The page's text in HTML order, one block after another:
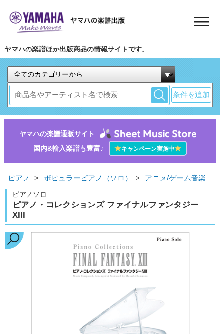
ヤマハの楽譜ほか出版商品の情報サイトです。
条件を追加
ヤマハの楽譜通販サイト
国内&輸入楽譜も豊富♪
★キャンペーン実施中★
ピアノ > ポピュラーピアノ（ソロ） > アニメ/ゲーム音楽
ピアノソロ
ピアノ・コレクションズ ファイナルファンタジー
XIII